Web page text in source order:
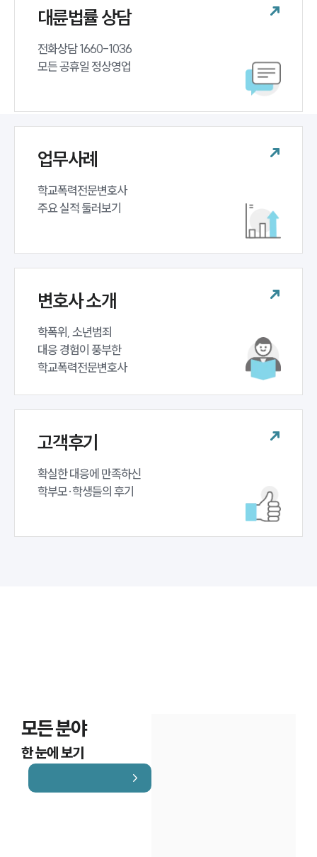
글로벌 파트너 로펌
학교폭력대응팀 업무
학교폭력전문변호사
법률서식
뉴스레터/브로슈어
대륜법률 상담
전화상담 1660-1036
모든 공휴일 정상영업
업무사례
학교폭력전문변호사
주요 실적 둘러보기
변호사 소개
학폭위, 소년범죄
대응 경험이 풍부한
학교폭력전문변호사
고객후기
확실한 대응에 만족하신
학부모·학생들의 후기
모든 분야
한 눈에 보기